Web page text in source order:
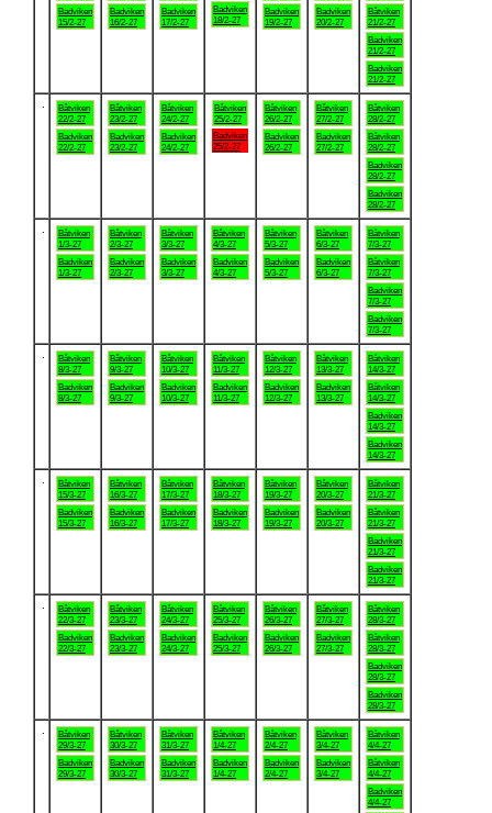
Badviken
15/2-27
Badviken
16/2-27
Badviken
17/2-27
Badviken
18/2-27
Badviken
19/2-27
Badviken
20/2-27
Båtviken
21/2-27
Badviken
21/2-27
Badviken
21/2-27
Båtviken
22/2-27
Badviken
22/2-27
Båtviken
23/2-27
Badviken
23/2-27
Båtviken
24/2-27
Badviken
24/2-27
Båtviken
25/2-27
Badviken
25/2-27
Båtviken
26/2-27
Badviken
26/2-27
Båtviken
27/2-27
Badviken
27/2-27
Båtviken
28/2-27
Båtviken
28/2-27
Badviken
28/2-27
Badviken
28/2-27
Båtviken
1/3-27
Badviken
1/3-27
Båtviken
2/3-27
Badviken
2/3-27
Båtviken
3/3-27
Badviken
3/3-27
Båtviken
4/3-27
Badviken
4/3-27
Båtviken
5/3-27
Badviken
5/3-27
Båtviken
6/3-27
Badviken
6/3-27
Båtviken
7/3-27
Båtviken
7/3-27
Badviken
7/3-27
Badviken
7/3-27
Båtviken
8/3-27
Badviken
8/3-27
Båtviken
9/3-27
Badviken
9/3-27
Båtviken
10/3-27
Badviken
10/3-27
Båtviken
11/3-27
Badviken
11/3-27
Båtviken
12/3-27
Badviken
12/3-27
Båtviken
13/3-27
Badviken
13/3-27
Båtviken
14/3-27
Båtviken
14/3-27
Badviken
14/3-27
Badviken
14/3-27
Båtviken
15/3-27
Badviken
15/3-27
Båtviken
16/3-27
Badviken
16/3-27
Båtviken
17/3-27
Badviken
17/3-27
Båtviken
18/3-27
Badviken
18/3-27
Båtviken
19/3-27
Badviken
19/3-27
Båtviken
20/3-27
Badviken
20/3-27
Båtviken
21/3-27
Båtviken
21/3-27
Badviken
21/3-27
Badviken
21/3-27
Båtviken
22/3-27
Badviken
22/3-27
Båtviken
23/3-27
Badviken
23/3-27
Båtviken
24/3-27
Badviken
24/3-27
Båtviken
25/3-27
Badviken
25/3-27
Båtviken
26/3-27
Badviken
26/3-27
Båtviken
27/3-27
Badviken
27/3-27
Båtviken
28/3-27
Båtviken
28/3-27
Badviken
28/3-27
Badviken
28/3-27
Båtviken
29/3-27
Badviken
29/3-27
Båtviken
30/3-27
Badviken
30/3-27
Båtviken
31/3-27
Badviken
31/3-27
Båtviken
1/4-27
Badviken
1/4-27
Båtviken
2/4-27
Badviken
2/4-27
Båtviken
3/4-27
Badviken
3/4-27
Båtviken
4/4-27
Båtviken
4/4-27
Badviken
4/4-27